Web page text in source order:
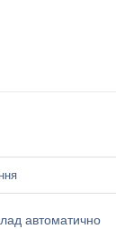
автоматично